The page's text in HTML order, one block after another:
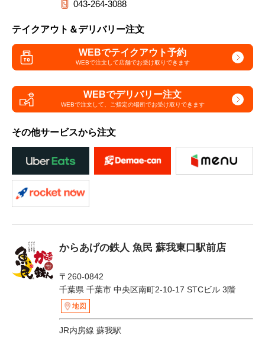
043-264-3088
テイクアウト＆デリバリー注文
WEBでテイクアウト予約
WEBで注文して店舗でお受け取りできます
WEBでデリバリー注文
WEBで注文して、 ご指定の場所でお受け取りできます
その他サービスから注文
からあげの鉄人 魚民 蘇我東口駅前店
〒260-0842
千葉県 千葉市 中央区南町2-10-17 STCビル 3階
地図
JR内房線 蘇我駅